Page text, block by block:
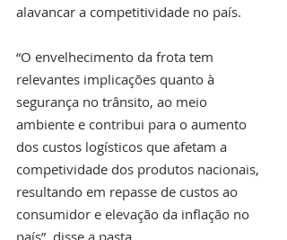
alavancar a competitividade no país.
“O envelhecimento da frota tem
relevantes implicações quanto à
segurança no trânsito, ao meio
ambiente e contribui para o aumento
dos custos logísticos que afetam a
competividade dos produtos nacionais,
resultando em repasse de custos ao
consumidor e elevação da inflação no